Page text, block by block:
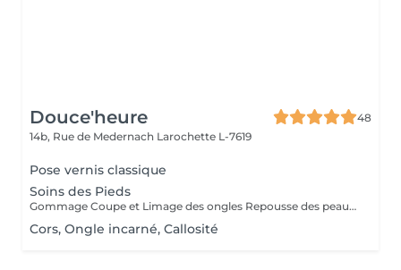
Douce'heure
48
14b, Rue de Medernach Larochette L-7619
Pose vernis classique
Soins des Pieds
Gommage Coupe et Limage des ongles Repousse des peaux mortes Coupe des cuticules Massage des pieds Masque hydratant
Cors, Ongle incarné, Callosité